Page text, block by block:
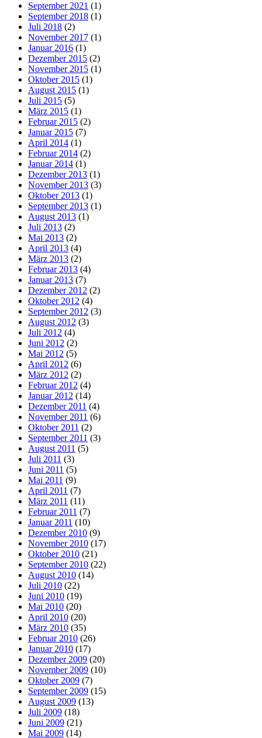
September 2021 (1)
September 2018 (1)
Juli 2018 (2)
November 2017 (1)
Januar 2016 (1)
Dezember 2015 (2)
November 2015 (1)
Oktober 2015 (1)
August 2015 (1)
Juli 2015 (5)
März 2015 (1)
Februar 2015 (2)
Januar 2015 (7)
April 2014 (1)
Februar 2014 (2)
Januar 2014 (1)
Dezember 2013 (1)
November 2013 (3)
Oktober 2013 (1)
September 2013 (1)
August 2013 (1)
Juli 2013 (2)
Mai 2013 (2)
April 2013 (4)
März 2013 (2)
Februar 2013 (4)
Januar 2013 (7)
Dezember 2012 (2)
Oktober 2012 (4)
September 2012 (3)
August 2012 (3)
Juli 2012 (4)
Juni 2012 (2)
Mai 2012 (5)
April 2012 (6)
März 2012 (2)
Februar 2012 (4)
Januar 2012 (14)
Dezember 2011 (4)
November 2011 (6)
Oktober 2011 (2)
September 2011 (3)
August 2011 (5)
Juli 2011 (3)
Juni 2011 (5)
Mai 2011 (9)
April 2011 (7)
März 2011 (11)
Februar 2011 (7)
Januar 2011 (10)
Dezember 2010 (9)
November 2010 (17)
Oktober 2010 (21)
September 2010 (22)
August 2010 (14)
Juli 2010 (22)
Juni 2010 (19)
Mai 2010 (20)
April 2010 (20)
März 2010 (35)
Februar 2010 (26)
Januar 2010 (17)
Dezember 2009 (20)
November 2009 (10)
Oktober 2009 (7)
September 2009 (15)
August 2009 (13)
Juli 2009 (18)
Juni 2009 (21)
Mai 2009 (14)